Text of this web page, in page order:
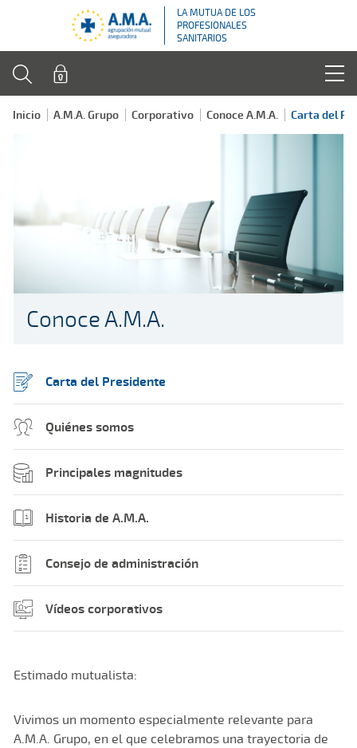
LA MUTUA DE LOS
PROFESIONALES
SANITARIOS
Inicio A.M.A. Grupo Corporativo Conoce A.M.A. Carta del
Conoce A.M.A.
Carta del Presidente
Quiénes somos
Principales magnitudes
Historia de A.M.A.
Consejo de administración
Vídeos corporativos
Estimado mutualista:
Vivimos un momento especialmente relevante para
A.M.A. Grupo, en el que celebramos una trayectoria de